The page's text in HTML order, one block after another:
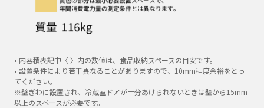
• 内容積表記中〈 〉内の数値は、食品収納スペースの目安です。
• 設置条件により若干異なることがありますので、10mm程度余裕をとっ
てください。
※壁ぎわに設置され、冷蔵室ドアが十分あけられないときは壁から15mm
以上のスペースが必要です。